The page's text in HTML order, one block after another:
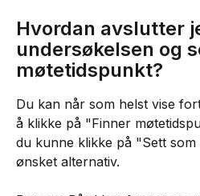
Hvordan avslutter
undersøkelsen og
møtetidspunkt?
Du kan når som helst vise
å klikke på "Finner
du kunne klikke på "Sett
ønsket alternativ.